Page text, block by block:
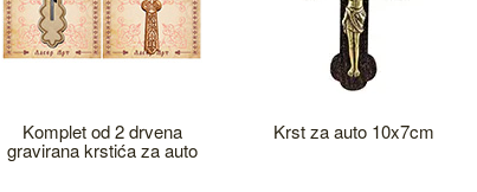
Komplet od 2 drvena
gravirana krstića za auto
Krst za auto 10x7cm